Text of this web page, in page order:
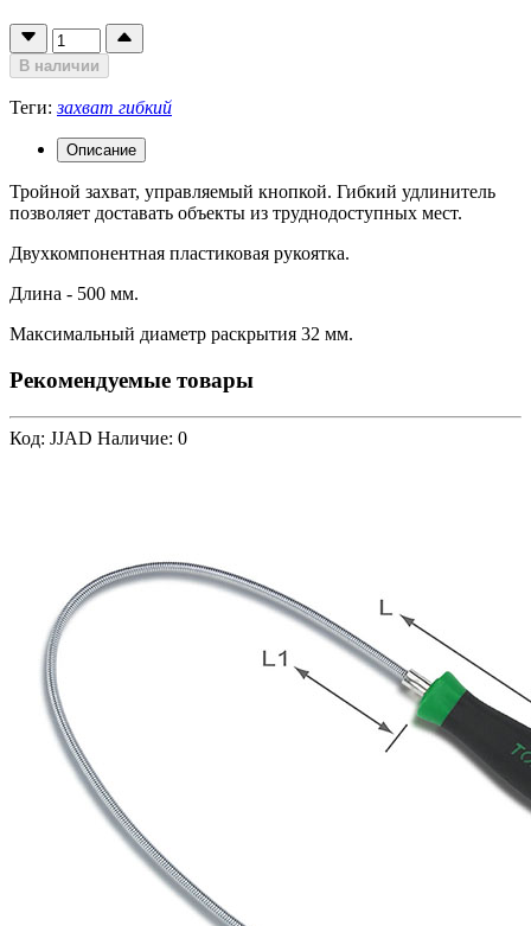
В наличии
Теги:захват гибкий
Описание
Тройной захват, управляемый кнопкой. Гибкий удлинитель
позволяет доставать объекты из труднодоступных мест.
Двухкомпонентная пластиковая рукоятка.
Длина - 500 мм.
Максимальный диаметр раскрытия 32 мм.
Рекомендуемые товары
Код: JJAD Наличие: 0